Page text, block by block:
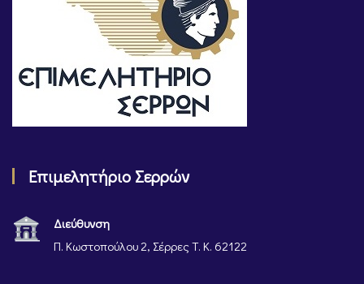
Επιμελητήριο Σερρών
Διεύθυνση
Π. Κωστοπούλου 2, Σέρρες Τ. Κ. 62122